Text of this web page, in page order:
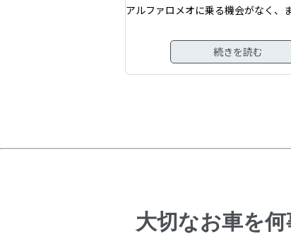
アルファロメオに乗る機会がなく、
続きを読む
大切なお車を